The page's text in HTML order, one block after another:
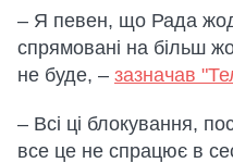
– Я певен, що Рада
спрямовані на більш
не буде, – зазначав
– Всі ці блокування,
все це не спрацює в